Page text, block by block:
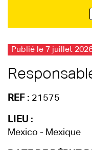
Publié le 7 juillet
REF : 21575
LIEU :
Mexico - Mexique